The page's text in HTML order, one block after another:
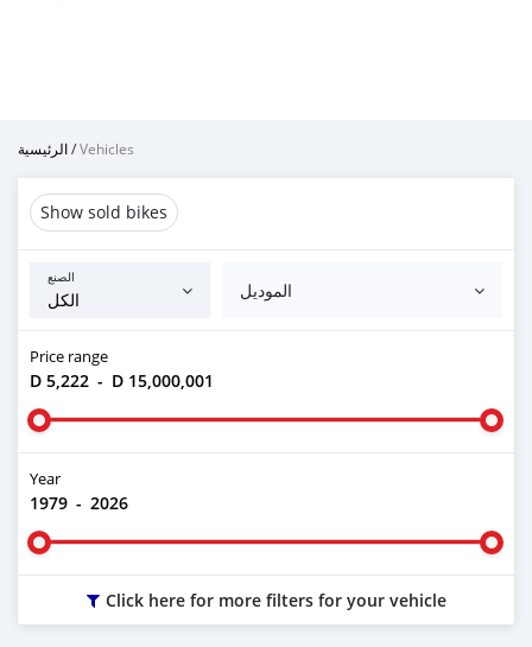
الرئيسية/Vehicles
Show sold bikes
الصنع
الموديل
Price range
D 5,222 - D 15,000,001
Year
1979 - 2026
Click here for more filters for your vehicle